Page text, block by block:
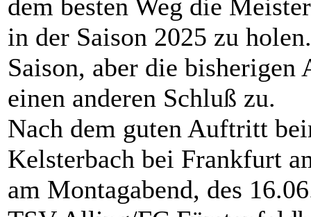
dem besten Weg die
in der Saison 2025 zu
Saison, aber die bisherigen
einen anderen Schluß zu.
Nach dem guten Auftritt
Kelsterbach bei Frankfurt
am Montagabend, des